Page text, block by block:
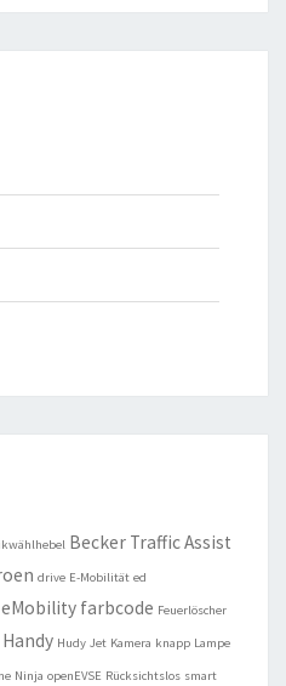
Becker Traffic Assist
drive E-Mobilität ed
eMobility farbcode Feuerlöscher
Handy Hudy Jet Kamera knapp Lampe
Ninja openEVSE Rücksichtslos smart